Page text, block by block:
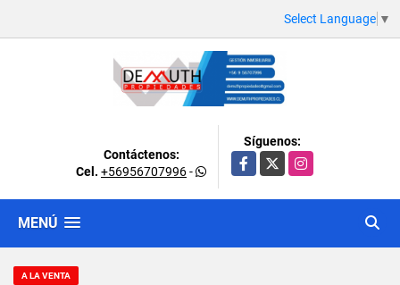
Select Language ▼
Contáctenos:
Cel. +56956707996-
Síguenos:
Facebook
X Instagram
MENÚ
A LA VENTA